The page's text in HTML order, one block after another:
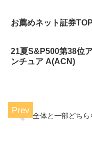
お薦めネット証券
21夏S&P500第38位
ンチュア A(ACN)
全体と一部どちら